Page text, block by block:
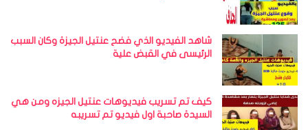
شاهد الفيديو الذي فضح عنتيل الجيزة وكان السبب
الرئيسى في القبض علية
كيف تم تسريب فيديوهات عنتيل الجيزه ومن هي
السيدة صاحبة اول فيديو تم تسريبه